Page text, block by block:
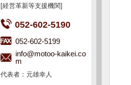
[経営革新等支援機関]
052-602-5190
052-602-5199
info@motoo-kaikei.co
m
代表者：元雄幸人